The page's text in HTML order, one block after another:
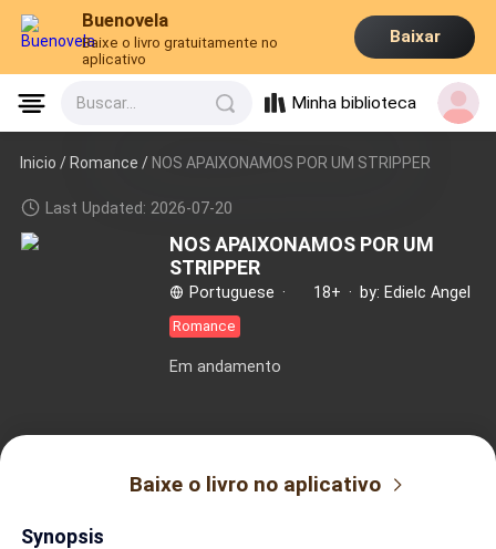
Buenovela
Baixe o livro gratuitamente no
aplicativo
Baixar
Buscar... Minha biblioteca
Inicio /Romance / NOS APAIXONAMOS POR UM STRIPPER
Last Updated: 2026-07-20
NOS APAIXONAMOS POR UM
STRIPPER
Portuguese · 18+ · by: Edielc Angel
Romance
Em andamento
Baixe o livro no aplicativo
Synopsis